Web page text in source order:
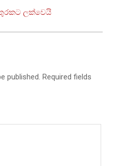
ලක්වෙයි
published. Required fields